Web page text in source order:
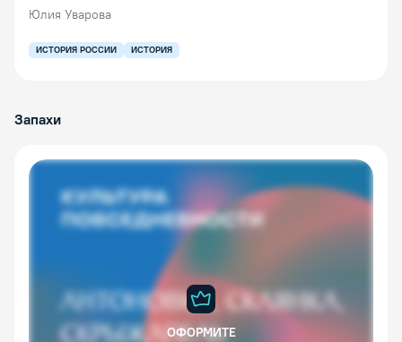
Юлия Уварова
ИСТОРИЯ РОССИИ ИСТОРИЯ
Запахи
ОФОРМИТЕ